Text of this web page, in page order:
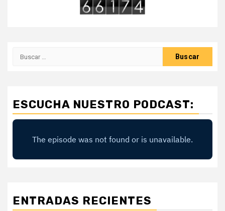
ESCUCHA NUESTRO PODCAST:
ENTRADAS RECIENTES